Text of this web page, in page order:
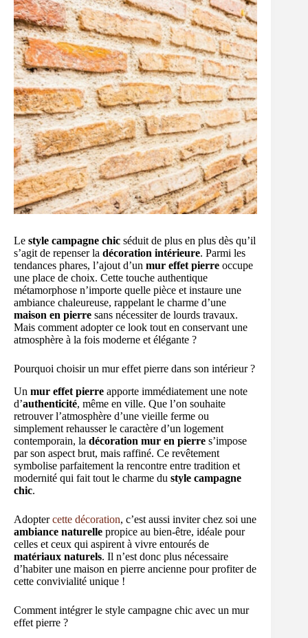
Le style campagne chic séduit de plus en plus dès qu’il
s’agit de repenser la décoration intérieure. Parmi les
tendances phares, l’ajout d’un mur effet pierre occupe
une place de choix. Cette touche authentique
métamorphose n’importe quelle pièce et instaure une
ambiance chaleureuse, rappelant le charme d’une
maison en pierre sans nécessiter de lourds travaux.
Mais comment adopter ce look tout en conservant une
atmosphère à la fois moderne et élégante ?
Pourquoi choisir un mur effet pierre dans son intérieur ?
Un mur effet pierre apporte immédiatement une note
d’authenticité, même en ville. Que l’on souhaite
retrouver l’atmosphère d’une vieille ferme ou
simplement rehausser le caractère d’un logement
contemporain, la décoration mur en pierre s’impose
par son aspect brut, mais raffiné. Ce revêtement
symbolise parfaitement la rencontre entre tradition et
modernité qui fait tout le charme du style campagne
chic.
Adoptercette décoration, c’est aussi inviter chez soi une
ambiance naturelle propice au bien-être, idéale pour
celles et ceux qui aspirent à vivre entourés de
matériaux naturels. Il n’est donc plus nécessaire
d’habiter une maison en pierre ancienne pour profiter de
cette convivialité unique !
Comment intégrer le style campagne chic avec un mur
effet pierre ?